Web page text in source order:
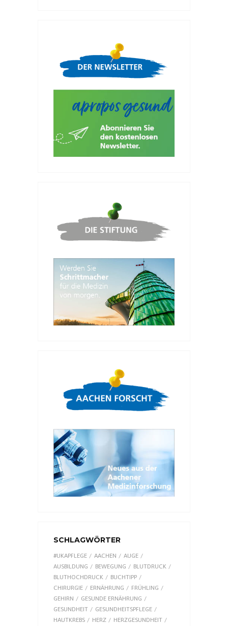
SCHLAGWÖRTER
#UKAPFLEGE AACHEN
AUGE
AUSBILDUNG
BEWEGUNG
BLUTDRUCK
BLUTHOCHDRUCK
BUCHTIPP
CHIRURGIE
ERNÄHRUNG
FRÜHLING
GEHIRN
GESUNDE ERNÄHRUNG
GESUNDHEIT
GESUNDHEITSPFLEGE
HAUTKREBS
HERZ
HERZGESUNDHEIT